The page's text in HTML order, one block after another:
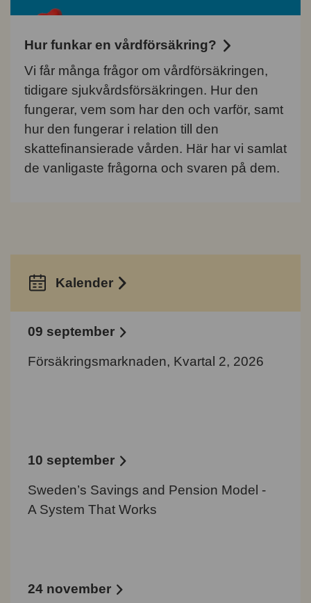
Hur funkar en vårdförsäkring?
Vi får många frågor om vårdförsäkringen,
tidigare sjukvårdsförsäkringen. Hur den
fungerar, vem som har den och varför, samt
hur den fungerar i relation till den
skattefinansierade vården. Här har vi samlat
de vanligaste frågorna och svaren på dem.
Kalender
09 september
Försäkringsmarknaden, Kvartal 2, 2026
10 september
Sweden’s Savings and Pension Model -
A System That Works
24 november